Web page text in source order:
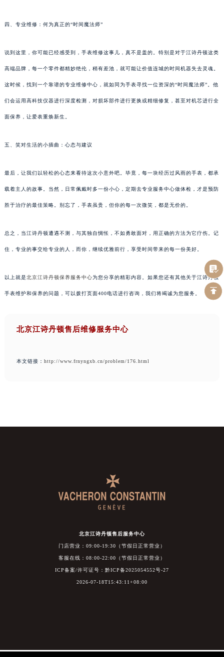
四、专业维修：何为真正的“时间魔法师”
说到这里，你可能已经感受到，手表维修这事儿，真不是盖的。特别是对于江诗丹顿这类
高端品牌，每一个零件都精妙绝伦，稍有差池，就可能让价值连城的时间机器失去灵魂。
这时候，找到一个靠谱的专业维修中心，就如同为手表寻找一位资深的“时间魔法师”。他
们会运用高科技仪器进行深度检测，对损坏部件进行更换或精细修复，甚至对机芯进行全
面保养，让爱表重焕新生。
五、笑对生活的小插曲：心态与建议
最后，让我们以轻松的心态来看待这次小意外吧。毕竟，每一块经历过风雨的手表，都承
载着主人的故事。当然，日常佩戴时多一份小心，定期去专业服务中心做体检，才是预防
胜于治疗的最佳策略。别忘了，手表虽贵，但你的每一次微笑，都是无价的。
总之，当江诗丹顿遭遇不测，与其独自惆怅，不如勇敢面对，用正确的方法为它疗伤。记
住，专业的事交给专业的人，而你，继续优雅前行，享受时间带来的每一份美好。
以上就是北京江诗丹顿保养服务中心为您分享的精彩内容。如果您还有其他关于江诗丹顿
手表维护和保养的问题，可以拨打页面400电话进行咨询，我们将竭诚为您服务。
北京江诗丹顿售后维修服务中心
本文链接： http://www.frnyngxb.cn/problem/176.html
北京江诗丹顿售后服务中心
门店营业：09:00-19:30（节假日正常营业）
客服在线：08:00-22:00（节假日正常营业）
ICP备案/许可证号：黔ICP备2025054552号-27
2026-07-18T15:43:11+08:00